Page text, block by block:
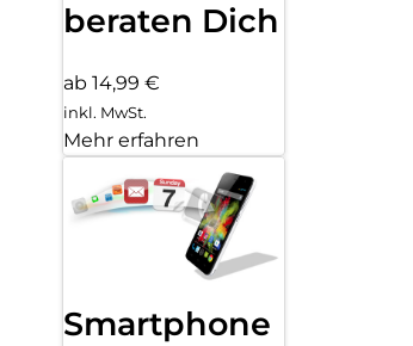
beraten Dich
ab 14,99 €
inkl. MwSt.
Mehr erfahren
Smartphone